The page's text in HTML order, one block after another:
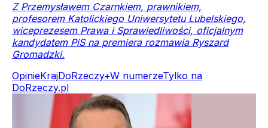
Z Przemysławem Czarnkiem, prawnikiem,
profesorem Katolickiego Uniwersytetu Lubelskiego,
wiceprezesem Prawa i Sprawiedliwości, oficjalnym
kandydatem PiS na premiera rozmawia Ryszard
Gromadzki.
OpinieKrajDoRzeczy+W numerzeTylko na
DoRzeczy.pl